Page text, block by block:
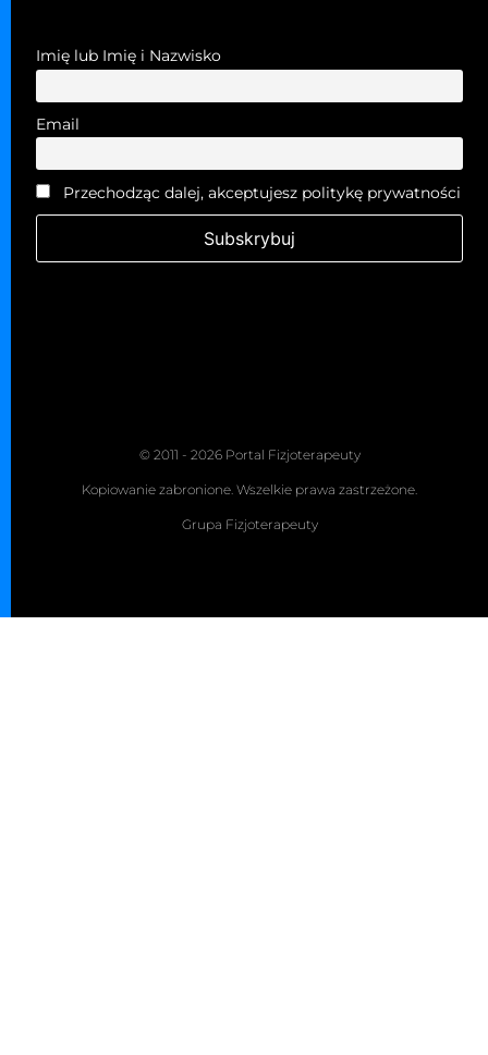
Imię lub Imię i Nazwisko
Email
Przechodząc dalej, akceptujesz politykę prywatności
© 2011 - 2026 Portal Fizjoterapeuty
Kopiowanie zabronione. Wszelkie prawa zastrzeżone.
Grupa Fizjoterapeuty